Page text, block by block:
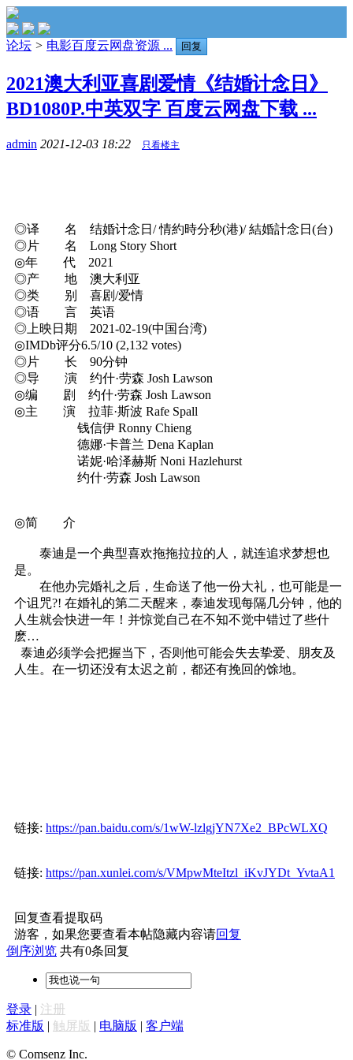
论坛 > 电影百度云网盘资源 ... 回复
2021澳大利亚喜剧爱情《结婚计念日》
BD1080P.中英双字 百度云网盘下载 ...
admin 2021-12-03 18:22 只看楼主
◎译 名 结婚计念日/ 情約時分秒(港)/ 結婚計念日(台)
◎片 名 Long Story Short
◎年 代 2021
◎产 地 澳大利亚
◎类 别 喜剧/爱情
◎语 言 英语
◎上映日期 2021-02-19(中国台湾)
◎IMDb评分6.5/10 (2,132 votes)
◎片 长 90分钟
◎导 演 约什·劳森 Josh Lawson
◎编 剧 约什·劳森 Josh Lawson
◎主 演 拉菲·斯波 Rafe Spall
钱信伊 Ronny Chieng
德娜·卡普兰 Dena Kaplan
诺妮·哈泽赫斯 Noni Hazlehurst
约什·劳森 Josh Lawson
◎简 介
泰迪是一个典型喜欢拖拖拉拉的人，就连追求梦想也
是。
在他办完婚礼之后，生命送了他一份大礼，也可能是一
个诅咒?! 在婚礼的第二天醒来，泰迪发现每隔几分钟，他的
人生就会快进一年！并惊觉自己在不知不觉中错过了些什
麽…
泰迪必须学会把握当下，否则他可能会失去挚爱、朋友及
人生。在一切还没有太迟之前，都还有挽回的馀地。
链接: https://pan.baidu.com/s/1wW-lzlgjYN7Xe2_BPcWLXQ
链接: https://pan.xunlei.com/s/VMpwMteItzl_iKvJYDt_YvtaA1
回复查看提取码
游客，如果您要查看本帖隐藏内容请回复
倒序浏览 共有0条回复
登录 | 注册
标准版 | 触屏版 | 电脑版 | 客户端
© Comsenz Inc.